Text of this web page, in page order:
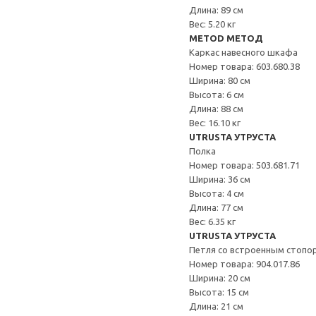
Длина: 89 см
Вес: 5.20 кг
METOD МЕТОД
Каркас навесного шкафа
Номер товара: 603.680.38
Ширина: 80 см
Высота: 6 см
Длина: 88 см
Вес: 16.10 кг
UTRUSTA УТРУСТА
Полка
Номер товара: 503.681.71
Ширина: 36 см
Высота: 4 см
Длина: 77 см
Вес: 6.35 кг
UTRUSTA УТРУСТА
Петля со встроенным
Номер товара: 904.017.86
Ширина: 20 см
Высота: 15 см
Длина: 21 см